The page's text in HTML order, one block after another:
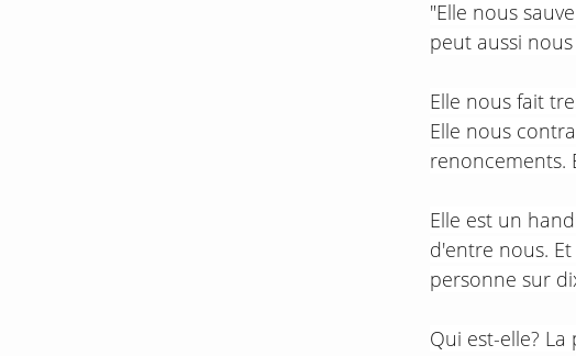
"Elle nous
peut aussi
Elle nous fait
Elle nous
renoncements.
Elle est un
d'entre nous.
personne sur
Qui est-elle? La